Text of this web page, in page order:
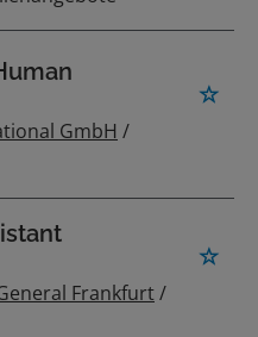
GmbH /
Frankfurt/